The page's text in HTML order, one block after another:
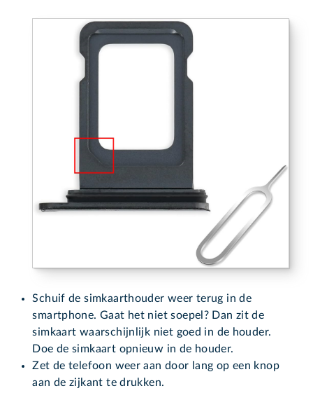
Schuif de simkaarthouder weer terug in de
smartphone. Gaat het niet soepel? Dan zit de
simkaart waarschijnlijk niet goed in de houder.
Doe de simkaart opnieuw in de houder.
Zet de telefoon weer aan door lang op een knop
aan de zijkant te drukken.